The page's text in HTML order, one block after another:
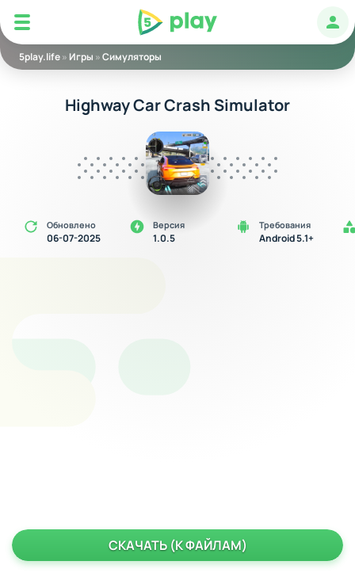
5play
5play.life» Игры »Симуляторы
Highway Car Crash Simulator
Обновлено
06-07-2025
Версия
1.0.5
Требования
Android 5.1+
СКАЧАТЬ (К ФАЙЛАМ)